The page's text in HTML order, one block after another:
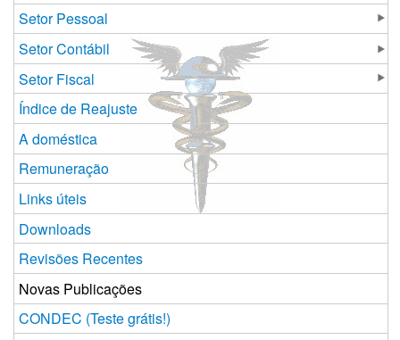
Setor Pessoal
Setor Contábil
Setor Fiscal
Índice de Reajuste
A doméstica
Remuneração
Links úteis
Downloads
Revisões Recentes
Novas Publicações
CONDEC (Teste grátis!)